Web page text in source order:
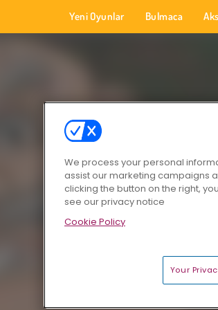
Yeni Oyunlar Bulmaca
We process your personal
assist our marketing campaigns
clicking the button on the right,
see our privacy notice
Cookie Policy
Your